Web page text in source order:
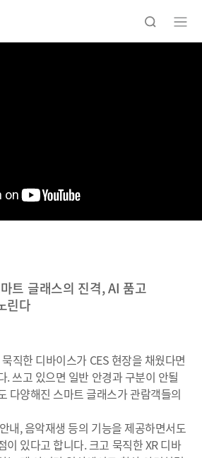
트 글래스의 진격, AI 품고
린다
직한 디바이스가 CES 현장을 채웠다면
. 쓰고 있으면 일반 안경과 구분이 안될
다양해진 스마트 글래스가 관람객들의
내, 음악재생 등의 기능을 제공하면서도
이 있다고 합니다. 크고 묵직한 XR 디바